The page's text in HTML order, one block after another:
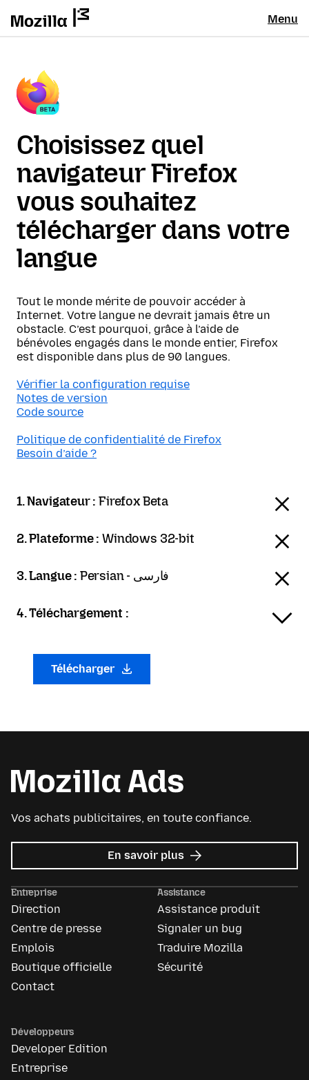
Menu
Choisissez quel
navigateur Firefox
vous souhaitez
télécharger dans votre
langue
Tout le monde mérite de pouvoir accéder à
Internet. Votre langue ne devrait jamais être un
obstacle. C’est pourquoi, grâce à l’aide de
bénévoles engagés dans le monde entier, Firefox
est disponible dans plus de 90 langues.
Vérifier la configuration requise
Notes de version
Code source
Politique de confidentialité de Firefox
Besoin d’aide ?
1. Navigateur :Firefox Beta
2. Plateforme :Windows 32-bit
3. Langue : Persian - فارسی
4. Téléchargement :
Télécharger
Vos achats publicitaires, en toute confiance.
En savoir plus sur
Mozilla
Entreprise
Direction
Centre de presse
Emplois
Boutique officielle
Contact
Assistance
Assistance produit
Signaler un bug
Traduire Mozilla
Sécurité
Développeurs
Developer Edition
Entreprise